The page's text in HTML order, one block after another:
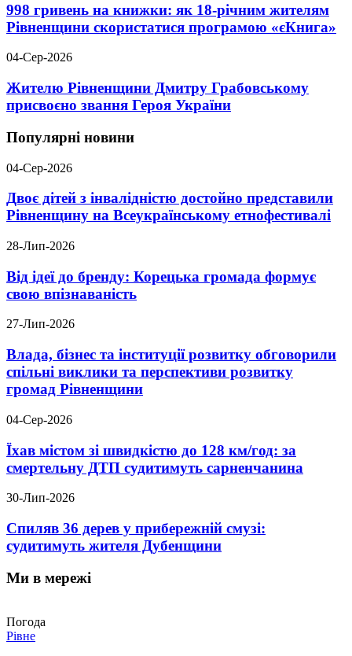
998 гривень на книжки: як 18-річним жителям
Рівненщини скористатися програмою «єКнига»
04-Сер-2026
Жителю Рівненщини Дмитру Грабовському
присвоєно звання Героя України
Популярні новини
04-Сер-2026
Двоє дітей з інвалідністю достойно представили
Рівненщину на Всеукраїнському етнофестивалі
28-Лип-2026
Від ідеї до бренду: Корецька громада формує
свою впізнаваність
27-Лип-2026
Влада, бізнес та інституції розвитку обговорили
спільні виклики та перспективи розвитку
громад Рівненщини
04-Сер-2026
Їхав містом зі швидкістю до 128 км/год: за
смертельну ДТП судитимуть сарненчанина
30-Лип-2026
Спиляв 36 дерев у прибережній смузі:
судитимуть жителя Дубенщини
Ми в мережі
Погода
Рівне